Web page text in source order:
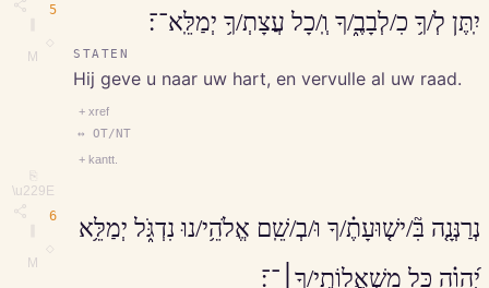
M
5
⎘
\u229E
M
יִֽתֶּן לְ/ךָ֥ כִ/לְבָבֶ֑/ךָ וְֽ/כָל עֲצָתְ/ךָ֥ יְמַלֵּֽא־־׃
STATEN
Hij geve u naar uw hart, en vervulle al uw raad.
+ xref
↔ OT/NT
+ kantt.
6
נְרַנְּנָ֤ה בִּ֘/ישׁ֤וּעָתֶ֗/ךָ וּ/בְ/שֵֽׁם אֱלֹהֵ֥י/נוּ נִדְגֹּ֑ל יְמַלֵּ֥א
יְ֝הוָ֗ה כָּל מִשְׁאֲלוֹתֶֽי/ךָ׀־־׃